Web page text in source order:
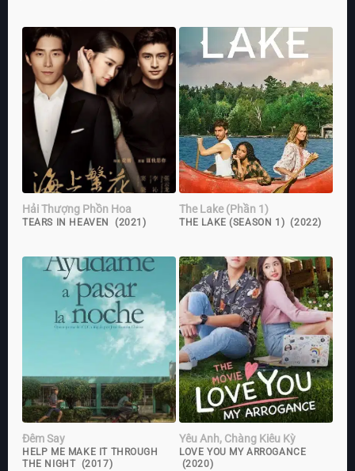
Hải Thượng Phồn Hoa
TEARS IN HEAVEN (2021)
The Lake (Phần 1)
THE LAKE (SEASON 1) (2022)
Đêm Say
HELP ME MAKE IT THROUGH
THE NIGHT (2017)
Yêu Anh, Chàng Kiêu Kỳ
LOVE YOU MY ARROGANCE
(2020)